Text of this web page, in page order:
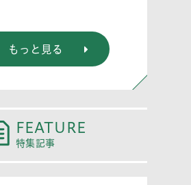
もっと見る
FEATURE
特集記事